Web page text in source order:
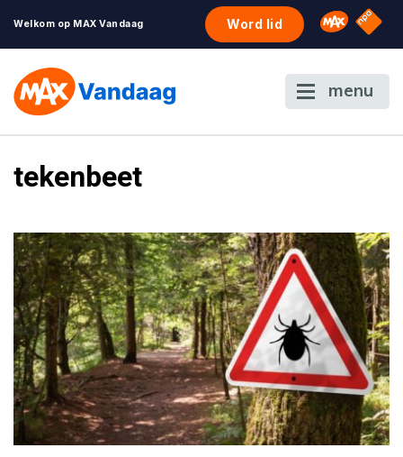
Welkom op MAX Vandaag Word lid Omroep
NPO
menu
tekenbeet